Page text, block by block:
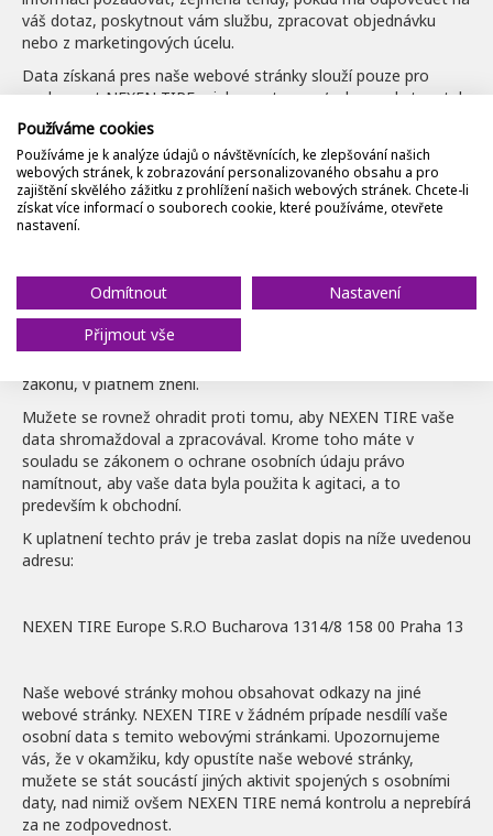
váš dotaz, poskytnout vám službu, zpracovat objednávku
nebo z marketingových úcelu.
Data získaná pres naše webové stránky slouží pouze pro
spolecnost NEXEN TIRE a jeho partnery a/nebo poskytovatele
požadovaných služeb.
Aby NEXEN TIRE poskytoval lepší služby, shromažduje
anonymní data z prohlížení webových stránek (prohlídnuté
stránky, datum a cas prohlížení atd.). NEXEN TIRE muže tato
data využít k analýze trendu nebo ke zpracování statistiky
cástem našich webových stránek.
Pri uvedení vašich osobních dat máte právo k prístupu, oprave
a vymazání techto dat, a to v souladu se zákonem c.
zákonu, v platném znení.
Mužete se rovnež ohradit proti tomu, aby NEXEN TIRE vaše
data shromaždoval a zpracovával. Krome toho máte v
souladu se zákonem o ochrane osobních údaju právo
namítnout, aby vaše data byla použita k agitaci, a to
predevším k obchodní.
K uplatnení techto práv je treba zaslat dopis na níže uvedenou
adresu:
NEXEN TIRE Europe S.R.O Bucharova 1314/8 158 00 Praha 13
Naše webové stránky mohou obsahovat odkazy na jiné
webové stránky. NEXEN TIRE v žádném prípade nesdílí vaše
osobní data s temito webovými stránkami. Upozornujeme
vás, že v okamžiku, kdy opustíte naše webové stránky,
mužete se stát soucástí jiných aktivit spojených s osobními
daty, nad nimiž ovšem NEXEN TIRE nemá kontrolu a neprebírá
za ne zodpovednost.
Používáme cookies
Používáme je k analýze údajů o návštěvnících, ke zlepšování našich
webových stránek, k zobrazování personalizovaného obsahu a pro
zajištění skvělého zážitku z prohlížení našich webových stránek. Chcete-li
získat více informací o souborech cookie, které používáme, otevřete
nastavení.
Odmítnout
Nastavení
Přijmout vše